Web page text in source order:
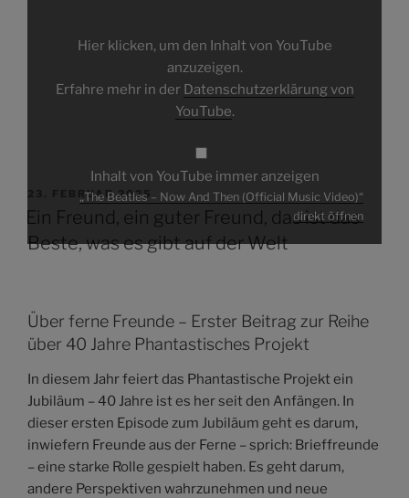
anzeigen
Hier klicken, um den Inhalt von YouTube
anzuzeigen.
Erfahre mehr in der Datenschutzerklärung von
YouTube.
Inhalt von YouTube immer anzeigen
„The Beatles – Now And Then (Official Music Video)“
direkt öffnen
VERÖFFENTLICHT
AM
23. FEBRUAR 2025
Ein Freund, ein guter Freund, das ist das
Beste, was es gibt auf der Welt
Über ferne Freunde – Erster Beitrag zur Reihe
über 40 Jahre Phantastisches Projekt
In diesem Jahr feiert das Phantastische Projekt ein
Jubiläum – 40 Jahre ist es her seit den Anfängen. In
dieser ersten Episode zum Jubiläum geht es darum,
inwiefern Freunde aus der Ferne – sprich: Brieffreunde
– eine starke Rolle gespielt haben. Es geht darum,
andere Perspektiven wahrzunehmen und neue